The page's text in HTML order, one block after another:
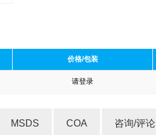
价格/包装
请登录
MSDS COA 咨询/评论